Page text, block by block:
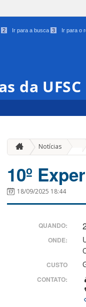
2 Ir para a busca 3 Ir para o
da UFSC
Notícias
10º
18/09/2025 18:44
QUANDO:
ONDE:
CUSTO
CONTATO: